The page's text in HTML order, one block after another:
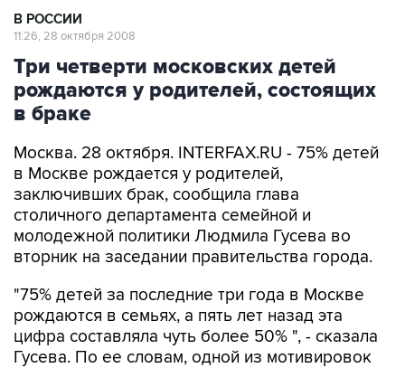
В РОССИИ
11:26, 28 октября 2008
Три четверти московских детей
рождаются у родителей, состоящих
в браке
Москва. 28 октября. INTERFAX.RU - 75% детей
в Москве рождается у родителей,
заключивших брак, сообщила глава
столичного департамента семейной и
молодежной политики Людмила Гусева во
вторник на заседании правительства города.
"75% детей за последние три года в Москве
рождаются в семьях, а пять лет назад эта
цифра составляла чуть более 50% ", - сказала
Гусева. По ее словам, одной из мотивировок